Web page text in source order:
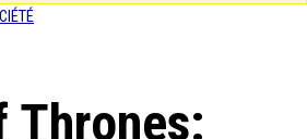
Thrones: